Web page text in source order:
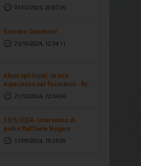
01/02/2025, 20:07:36
Gustavo Gutiérrez
25/10/2024, 12:34:11
Abusi spirituali: la mia
esperienza nei focolarini - Re...
21/10/2024, 12:04:06
15(9/2024 - Intervento di
padre Raffaele Nogaro
17/09/2024, 19:26:09